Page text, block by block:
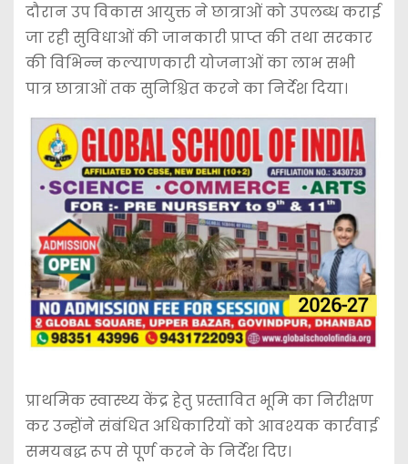
दौरान उप विकास आयुक्त ने छात्राओं को उपलब्ध कराई
जा रही सुविधाओं की जानकारी प्राप्त की तथा सरकार
की विभिन्न कल्याणकारी योजनाओं का लाभ सभी
पात्र छात्राओं तक सुनिश्चित करने का निर्देश दिया।
प्राथमिक स्वास्थ्य केंद्र हेतु प्रस्तावित भूमि का निरीक्षण
कर उन्होंने संबंधित अधिकारियों को आवश्यक कार्रवाई
समयबद्ध रूप से पूर्ण करने के निर्देश दिए।